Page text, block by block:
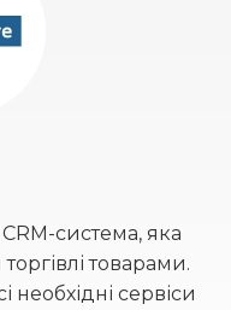
система, яка
товарами.
сервіси